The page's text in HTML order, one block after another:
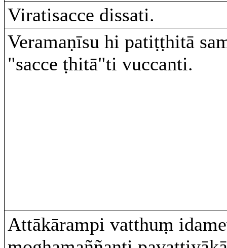
Viratisacce dissati.
Veramaṇīsu hi patiṭṭhitā
"sacce ṭhitā"ti vuccanti.
Attākārampi vatthuṃ